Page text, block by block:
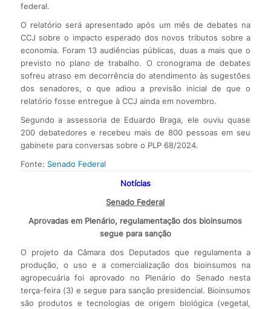
federal.
O relatório será apresentado após um mês de debates na
CCJ sobre o impacto esperado dos novos tributos sobre a
economia. Foram 13 audiências públicas, duas a mais que o
previsto no plano de trabalho. O cronograma de debates
sofreu atraso em decorrência do atendimento às sugestões
dos senadores, o que adiou a previsão inicial de que o
relatório fosse entregue à CCJ ainda em novembro.
Segundo a assessoria de Eduardo Braga, ele ouviu quase
200 debatedores e recebeu mais de 800 pessoas em seu
gabinete para conversas sobre o PLP 68/2024.
Fonte: Senado Federal
Notícias
Senado Federal
Aprovadas em Plenário, regulamentação dos bioinsumos
segue para sanção
O projeto da Câmara dos Deputados que regulamenta a
produção, o uso e a comercialização dos bioinsumos na
agropecuária foi aprovado no Plenário do Senado nesta
terça-feira (3) e segue para sanção presidencial. Bioinsumos
são produtos e tecnologias de origem biológica (vegetal,